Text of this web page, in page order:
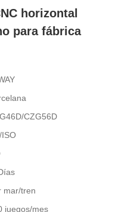
horizontal
para fábrica
CZG56D
ISO
mar/tren
juegos/mes